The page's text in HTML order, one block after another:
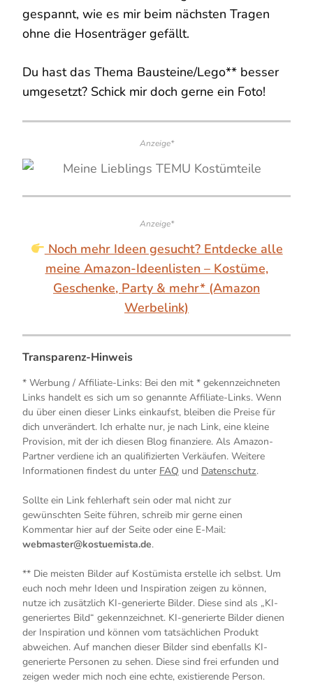
gespannt, wie es mir beim nächsten Tragen
ohne die Hosenträger gefällt.
Du hast das Thema Bausteine/Lego** besser
umgesetzt? Schick mir doch gerne ein Foto!
Anzeige*
Anzeige*
Noch mehr Ideen gesucht? Entdecke alle
meine Amazon-Ideenlisten – Kostüme,
Geschenke, Party & mehr* (Amazon
Werbelink)
Transparenz-Hinweis
* Werbung / Affiliate-Links: Bei den mit * gekennzeichneten
Links handelt es sich um so genannte Affiliate-Links. Wenn
du über einen dieser Links einkaufst, bleiben die Preise für
dich unverändert. Ich erhalte nur, je nach Link, eine kleine
Provision, mit der ich diesen Blog finanziere. Als Amazon-
Partner verdiene ich an qualifizierten Verkäufen. Weitere
Informationen findest du unter FAQ und Datenschutz.
Sollte ein Link fehlerhaft sein oder mal nicht zur
gewünschten Seite führen, schreib mir gerne einen
Kommentar hier auf der Seite oder eine E-Mail:
webmaster@kostuemista.de.
** Die meisten Bilder auf Kostümista erstelle ich selbst. Um
euch noch mehr Ideen und Inspiration zeigen zu können,
nutze ich zusätzlich KI-generierte Bilder. Diese sind als „KI-
generiertes Bild“ gekennzeichnet. KI-generierte Bilder dienen
der Inspiration und können vom tatsächlichen Produkt
abweichen. Auf manchen dieser Bilder sind ebenfalls KI-
generierte Personen zu sehen. Diese sind frei erfunden und
zeigen weder mich noch eine echte, existierende Person.